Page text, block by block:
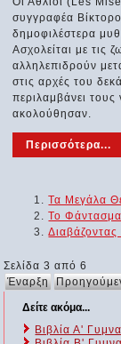
συγγραφέα
δημοφιλέστερα
Ασχολείται με τις
αλληλεπιδρούν
στις αρχές του
περιλαμβάνει τους
ακολούθησαν.
Περισσότερα...
Τα Μεγάλα
Το
Διαβάζοντας
Σελίδα 3 από 6
Έναρξη
Δείτε ακόμα...
Βιβλία Α'